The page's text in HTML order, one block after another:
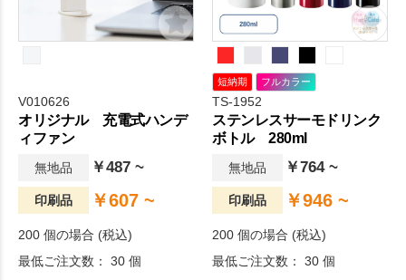
V010626
オリジナル 充電式ハンデ
ィファン
無地品 ￥487 ~
印刷品 ￥607 ~
200 個の場合 (税込)
最低ご注文数： 30 個
短納期 フルカラー
TS-1952
ステンレスサーモドリンク
ボトル 280ml
無地品 ￥764 ~
印刷品 ￥946 ~
200 個の場合 (税込)
最低ご注文数： 30 個